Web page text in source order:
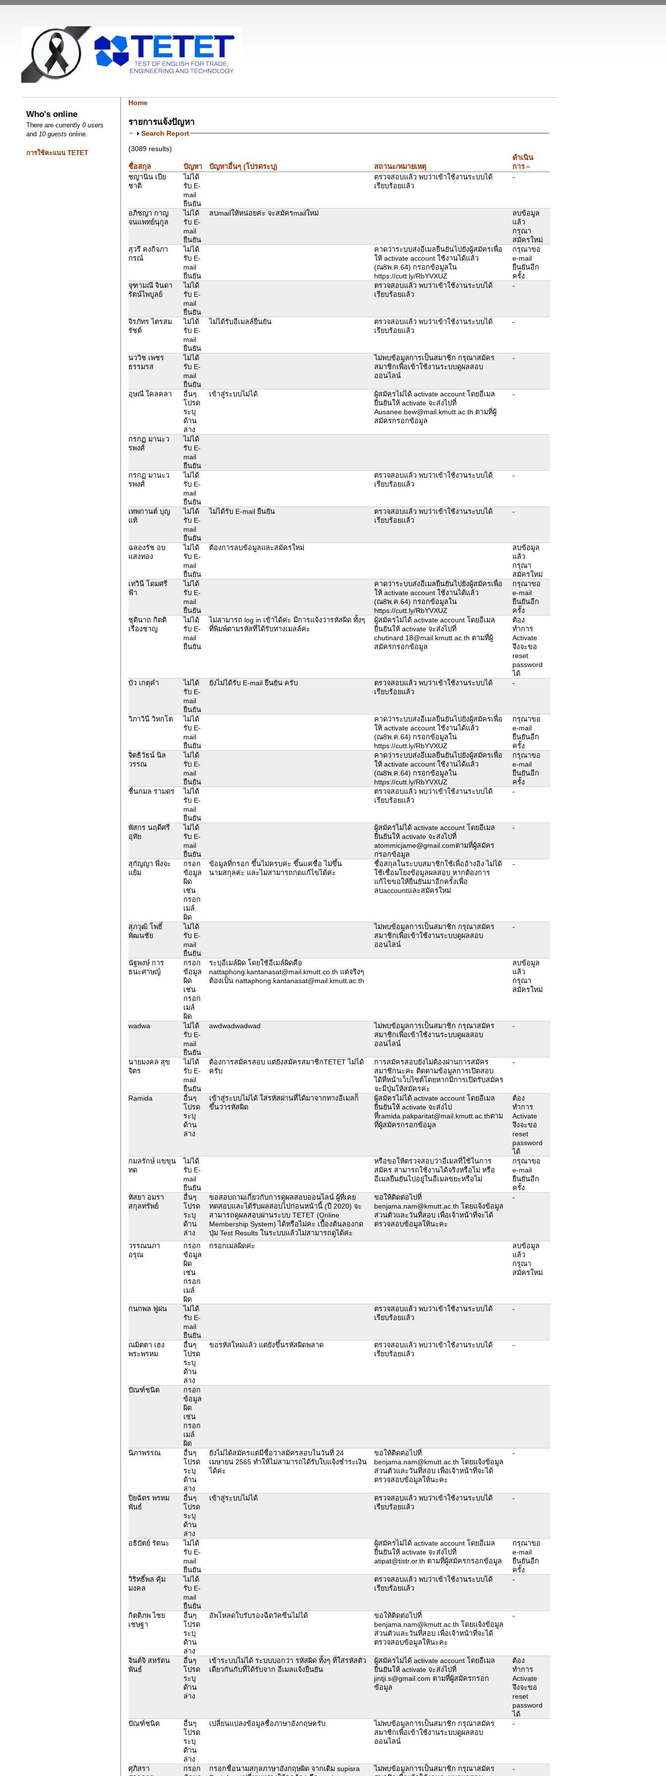
Who's online
There are currently0 users
and 10 guests online.
การใช้คะแนน TETET
Home
รายการแจ้งปัญหา
Search Report
(3089 results)
ชื่อสกุล ปัญหา ปัญหาอื่นๆ (โปรดระบุ) สถานะ/หมายเหตุ
ดำเนิน
การ
ชญานิน เปีย
ชาติ
ไม่ได้
รับ E-
mail
ยืนยัน
ตรวจสอบแล้ว พบว่าเข้าใช้งานระบบได้
เรียบร้อยแล้ว
-
อภิชญา กาญ
จนแพทย์นุกูล
ไม่ได้
รับ E-
mail
ยืนยัน
ลบmailให้หน่อยค่ะ จะสมัครmailใหม่
ลบข้อมูล
แล้ว
กรุณา
สมัครใหม่
สุวรี คงกิจภา
กรณ์
ไม่ได้
รับ E-
mail
ยืนยัน
คาดว่าระบบส่งอีเมลยืนยันไปยังผู้สมัครเพื่อ
ให้ activate account ใช้งานได้แล้ว
(ณ8พ.ค.64) กรอกข้อมูลใน
https://cutt.ly/RbYVXUZ
กรุณาขอ
e-mail
ยืนยันอีก
ครั้ง
จุฑามณี จินดา
รัตน์ไพบูลย์
ไม่ได้
รับ E-
mail
ยืนยัน
ตรวจสอบแล้ว พบว่าเข้าใช้งานระบบได้
เรียบร้อยแล้ว
-
จิรภัทร ไตรสม
รัชต์
ไม่ได้
รับ E-
mail
ยืนยัน
ไม่ได้รับอีเมลล์ยืนยัน
ตรวจสอบแล้ว พบว่าเข้าใช้งานระบบได้
เรียบร้อยแล้ว
-
นววิช เพชร
ธรรมรส
ไม่ได้
รับ E-
mail
ยืนยัน
ไม่พบข้อมูลการเป็นสมาชิก กรุณาสมัคร
สมาชิกเพื่อเข้าใช้งานระบบดูผลสอบ
ออนไลน์
-
อุษณี ใคลคลา
อื่นๆ
โปรด
ระบุ
ด้าน
ล่าง
เข้าสู่ระบบไม่ได้
ผู้สมัครไม่ได้ activate account โดยอีเมล
ยืนยันให้ activate จะส่งไปที่
Ausanee.bew@mail.kmutt.ac.th ตามที่ผู้
สมัครกรอกข้อมูล
-
กรกฏ มานะว
รพงศ์
ไม่ได้
รับ E-
mail
ยืนยัน
กรกฏ มานะว
รพงศ์
ไม่ได้
รับ E-
mail
ยืนยัน
ตรวจสอบแล้ว พบว่าเข้าใช้งานระบบได้
เรียบร้อยแล้ว
-
เทพกานต์ บุญ
แท้
ไม่ได้
รับ E-
mail
ยืนยัน
ไม่ได้รับ E-mail ยืนยัน
ตรวจสอบแล้ว พบว่าเข้าใช้งานระบบได้
เรียบร้อยแล้ว
-
ฉลองรัช อบ
แสงทอง
ไม่ได้
รับ E-
mail
ยืนยัน
ต้องการลบข้อมูลและสมัครใหม่
ลบข้อมูล
แล้ว
กรุณา
สมัครใหม่
เทวินี โดมศรี
ฟ้า
ไม่ได้
รับ E-
mail
ยืนยัน
คาดว่าระบบส่งอีเมลยืนยันไปยังผู้สมัครเพื่อ
ให้ activate account ใช้งานได้แล้ว
(ณ8พ.ค.64) กรอกข้อมูลใน
https://cutt.ly/RbYVXUZ
กรุณาขอ
e-mail
ยืนยันอีก
ครั้ง
ชุตินาถ กิตติ
เรืองชาญ
ไม่ได้
รับ E-
mail
ยืนยัน
ไม่สามารถ log in เข้าได้ค่ะ มีการแจ้งว่ารหัสผิด ทั้งๆ
ที่พิมพ์ตามรหัสที่ได้รับทางเมลล์ค่ะ
ผู้สมัครไม่ได้ activate account โดยอีเมล
ยืนยันให้ activate จะส่งไปที่
chutinard.18@mail.kmutt.ac.th ตามที่ผู้
สมัครกรอกข้อมูล
ต้อง
ทำการ
Activate
จึงจะขอ
reset
password
ได้
บัว เกตุคำ
ไม่ได้
รับ E-
mail
ยืนยัน
ยังไม่ได้รับ E-mail ยืนยัน ครับ
ตรวจสอบแล้ว พบว่าเข้าใช้งานระบบได้
เรียบร้อยแล้ว
-
วิภาวินี วิหกโต
ไม่ได้
รับ E-
mail
ยืนยัน
คาดว่าระบบส่งอีเมลยืนยันไปยังผู้สมัครเพื่อ
ให้ activate account ใช้งานได้แล้ว
(ณ8พ.ค.64) กรอกข้อมูลใน
https://cutt.ly/RbYVXUZ
กรุณาขอ
e-mail
ยืนยันอีก
ครั้ง
จิตธิวัธน์ นิล
วรรณ
ไม่ได้
รับ E-
mail
ยืนยัน
คาดว่าระบบส่งอีเมลยืนยันไปยังผู้สมัครเพื่อ
ให้ activate account ใช้งานได้แล้ว
(ณ8พ.ค.64) กรอกข้อมูลใน
https://cutt.ly/RbYVXUZ
กรุณาขอ
e-mail
ยืนยันอีก
ครั้ง
ชื่นกมล รามดร
ไม่ได้
รับ E-
mail
ยืนยัน
ตรวจสอบแล้ว พบว่าเข้าใช้งานระบบได้
เรียบร้อยแล้ว
-
พัสกร นฤดีศรี
อุทัย
ไม่ได้
รับ E-
mail
ยืนยัน
ผู้สมัครไม่ได้ activate account โดยอีเมล
ยืนยันให้ activate จะส่งไปที่
atommicjame@gmail.comตามที่ผู้สมัคร
กรอกข้อมูล
-
สุกัญญา พึ่งจะ
แย้ม
กรอก
ข้อมูล
ผิด
เช่น
กรอก
เมล์
ผิด
ข้อมูลที่กรอก ขึ้นไม่ครบค่ะ ขึ้นแค่ชื่อ ไม่ขึ้น
นามสกุลค่ะ และไม่สามารถกดแก้ไขได้ค่ะ
ชื่อสกุลในระบบสมาชิกใช้เพื่ออ้างอิง ไม่ได้
ใช้เชื่อมโยงข้อมูลผลสอบ หากต้องการ
แก้ไขขอให้ยืนยันมาอีกครั้งเพื่อ
ลบaccountและสมัครใหม่
-
สุภวุฒิ โพธิ์
พัฒนชัย
ไม่ได้
รับ E-
mail
ยืนยัน
ไม่พบข้อมูลการเป็นสมาชิก กรุณาสมัคร
สมาชิกเพื่อเข้าใช้งานระบบดูผลสอบ
ออนไลน์
-
นัฐพงษ์ การ
ธนะศาษญ์
กรอก
ข้อมูล
ผิด
เช่น
กรอก
เมล์
ผิด
ระบุอีเมล์ผิด โดยใช้อีเมล์ผิดคือ
nattaphong.kantanasat@mail.kmutt.co.th แต่จริงๆ
ต้องเป็น nattaphong.kantanasat@mail.kmutt.ac.th
ลบข้อมูล
แล้ว
กรุณา
สมัครใหม่
wadwa
ไม่ได้
รับ E-
mail
ยืนยัน
awdwadwadwad
ไม่พบข้อมูลการเป็นสมาชิก กรุณาสมัคร
สมาชิกเพื่อเข้าใช้งานระบบดูผลสอบ
ออนไลน์
-
นายมงคล สุข
จิตร
ไม่ได้
รับ E-
mail
ยืนยัน
ต้องการสมัครสอบ แต่ยังสมัครสมาชิกTETET ไม่ได้
ครับ
การสมัครสอบยังไม่ต้องผ่านการสมัคร
สมาชิกนะคะ ติดตามข้อมูลการเปิดสอบ
ได้ที่หน้าเว็บไซต์โดยหากมีการเปิดรับสมัคร
จะมีปุ่มให้สมัครค่ะ
-
Ramida
อื่นๆ
โปรด
ระบุ
ด้าน
ล่าง
เข้าสู่ระบบไม่ได้ ใส่รหัสผ่านที่ได้มาจากทางอีเมลก็
ขึ้นว่ารหัสผิด
ผู้สมัครไม่ได้ activate account โดยอีเมล
ยืนยันให้ activate จะส่งไป
ที่ramida.pakparitat@mail.kmutt.ac.thตาม
ที่ผู้สมัครกรอกข้อมูล
ต้อง
ทำการ
Activate
จึงจะขอ
reset
password
ได้
กมลรักษ์ แขขุน
ทด
ไม่ได้
รับ E-
mail
ยืนยัน
หรือขอให้ตรวจสอบว่าอีเมลที่ใช้ในการ
สมัคร สามารถใช้งานได้จริงหรือไม่ หรือ
อีเมลยืนยันไปอยู่ในอีเมลขยะหรือไม่
กรุณาขอ
e-mail
ยืนยันอีก
ครั้ง
หัสยา อมรา
สกุลทรัพย์
อื่นๆ
โปรด
ระบุ
ด้าน
ล่าง
ขอสอบถามเกี่ยวกับการดูผลสอบออนไลน์ ผู้ที่เคย
ทดสอบและได้รับผลสอบไปก่อนหน้านี้ (ปี 2020) จะ
สามารถดูผลสอบผ่านระบบ TETET (Online
Membership System) ได้หรือไม่คะ เบื้องต้นลองกด
ปุ่ม Test Results ในระบบแล้วไม่สามารถดูได้ค่ะ
ขอให้ติดต่อไปที่
benjama.nam@kmutt.ac.th โดยแจ้งข้อมูล
ส่วนตัวและวันที่สอบ เพื่อเจ้าหน้าที่จะได้
ตรวจสอบข้อมูลให้นะคะ
-
วรรณนภา
อรุณ
กรอก
ข้อมูล
ผิด
เช่น
กรอก
เมล์
ผิด
กรอกเมลผิดค่ะ
ลบข้อมูล
แล้ว
กรุณา
สมัครใหม่
กนกพล ฟูฝน
ไม่ได้
รับ E-
mail
ยืนยัน
ตรวจสอบแล้ว พบว่าเข้าใช้งานระบบได้
เรียบร้อยแล้ว
-
ณมิตตา เฮง
พระพรหม
อื่นๆ
โปรด
ระบุ
ด้าน
ล่าง
ขอรหัสใหม่แล้ว แต่ยังขึ้นรหัสผิดพลาด
ตรวจสอบแล้ว พบว่าเข้าใช้งานระบบได้
เรียบร้อยแล้ว
-
ปัณฑ์ชนิต
กรอก
ข้อมูล
ผิด
เช่น
กรอก
เมล์
ผิด
นิภาพรรณ
อื่นๆ
โปรด
ระบุ
ด้าน
ล่าง
ยังไม่ได้สมัครแต่มีชื่อว่าสมัครสอบในวันที่ 24
เมษายน 2565 ทำให้ไม่สามารถได้รับใบแจ้งชำระเงิน
ได้ค่ะ
ขอให้ติดต่อไปที่
benjama.nam@kmutt.ac.th โดยแจ้งข้อมูล
ส่วนตัวและวันที่สอบ เพื่อเจ้าหน้าที่จะได้
ตรวจสอบข้อมูลให้นะคะ
-
ปิยฉัตร พรหม
พันธ์
อื่นๆ
โปรด
ระบุ
ด้าน
ล่าง
เข้าสู่ระบบไม่ได้
ตรวจสอบแล้ว พบว่าเข้าใช้งานระบบได้
เรียบร้อยแล้ว
-
อธิปัตย์ รัตนะ
ไม่ได้
รับ E-
mail
ยืนยัน
ผู้สมัครไม่ได้ activate account โดยอีเมล
ยืนยันให้ activate จะส่งไปที่
atipat@tistr.or.th ตามที่ผู้สมัครกรอกข้อมูล
กรุณาขอ
e-mail
ยืนยันอีก
ครั้ง
วิริทธิ์พล คุ้ม
มงคล
ไม่ได้
รับ E-
mail
ยืนยัน
ตรวจสอบแล้ว พบว่าเข้าใช้งานระบบได้
เรียบร้อยแล้ว
-
กิตติภพ ไชย
เชษฐา
อื่นๆ
โปรด
ระบุ
ด้าน
ล่าง
อัพโหลดใบรับรองฉีดวัคซีนไม่ได้
ขอให้ติดต่อไปที่
benjama.nam@kmutt.ac.th โดยแจ้งข้อมูล
ส่วนตัวและวันที่สอบ เพื่อเจ้าหน้าที่จะได้
ตรวจสอบข้อมูลให้นะคะ
-
จินต์จิ สหรัตน
พันธ์
อื่นๆ
โปรด
ระบุ
ด้าน
ล่าง
เข้าระบบไม่ได้ ระบบบอกว่า รหัสผิด ทั้งๆ ที่ใส่รหัสตัว
เดียวกันกับที่ได้รับจาก อีเมลแจ้งยืนยัน
ผู้สมัครไม่ได้ activate account โดยอีเมล
ยืนยันให้ activate จะส่งไปที่
jintji.s@gmail.com ตามที่ผู้สมัครกรอก
ข้อมูล
ต้อง
ทำการ
Activate
จึงจะขอ
reset
password
ได้
ปัณฑ์ชนิต
อื่นๆ
โปรด
ระบุ
ด้าน
ล่าง
เปลี่ยนแปลงข้อมูลชื่อภาษาอังกฤษครับ
ไม่พบข้อมูลการเป็นสมาชิก กรุณาสมัคร
สมาชิกเพื่อเข้าใช้งานระบบดูผลสอบ
ออนไลน์
-
ศุภิสรา
กรอก
กรอกชื่อนามสกุลภาษาอังกฤษผิด จากเดิม supisra
ไม่พบข้อมูลการเป็นสมาชิก กรุณาสมัคร
-